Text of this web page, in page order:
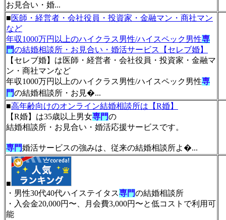
お見合い・婚...
■医師・経営者・会社役員・投資家・金融マン・商社マン
など
年収1000万円以上のハイクラス男性/ハイスペック男性専
門の結婚相談所・お見合い・婚活サービス【セレブ婚】
【セレブ婚】は医師・経営者・会社役員・投資家・金融マ
ン・商社マンなど
年収1000万円以上のハイクラス男性/ハイスペック男性専
門の結婚相談所・お見�...
■高年齢向けのオンライン結婚相談所は【R婚】
【R婚】は35歳以上男女専門の
結婚相談所・お見合い・婚活応援サービスです。
専門婚活サービスの強みは、従来の結婚相談所よ�...
■
・男性30代40代ハイステイタス専門の結婚相談所
・入会金20,000円〜、月会費3,000円〜と低コストで利用可
能